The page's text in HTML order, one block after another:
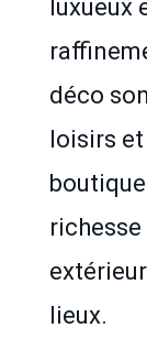
luxueux
déco
loisirs et
lieux.